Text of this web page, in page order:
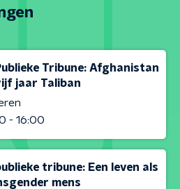
Tribune: Afghanistan
jaar Taliban
- 16:00
tribune: Een leven als
mens